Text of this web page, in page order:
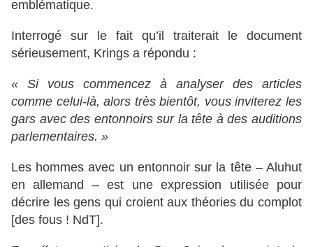
emblématique.
Interrogé sur le fait qu’il traiterait le document
sérieusement, Krings a répondu :
« Si vous commencez à analyser des articles
comme celui-là, alors très bientôt, vous inviterez les
gars avec des entonnoirs sur la tête à des auditions
parlementaires. »
Les hommes avec un entonnoir sur la tête – Aluhut
en allemand – est une expression utilisée pour
décrire les gens qui croient aux théories du complot
[des fous ! NdT].